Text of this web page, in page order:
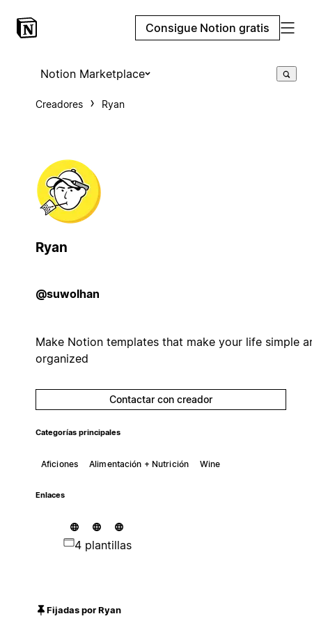
Consigue Notion gratis
Notion Marketplace
Creadores Ryan
Ryan
@suwolhan
Make Notion templates that make your life simple
organized
Contactar con creador
Categorías principales
Aficiones Alimentación + Nutrición Wine
Enlaces
4 plantillas
Fijadas por Ryan